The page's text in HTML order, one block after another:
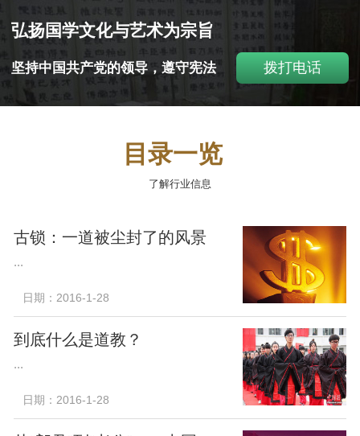
弘扬国学文化与艺术为宗旨
坚持中国共产党的领导，遵守宪法 拨打电话
目录一览
了解行业信息
古锁：一道被尘封了的风景
...
日期：2016-1-28
到底什么是道教？
...
日期：2016-1-28